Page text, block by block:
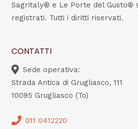
Sagritaly® e Le Porte del Gusto®
registrati. Tutti i diritti riservati.
CONTATTI
Sede operativa:
Strada Antica di Grugliasco, 111
10095 Grugliasco (To)
011 0412220